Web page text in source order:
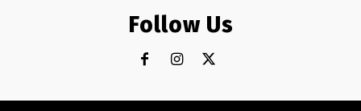
Follow Us